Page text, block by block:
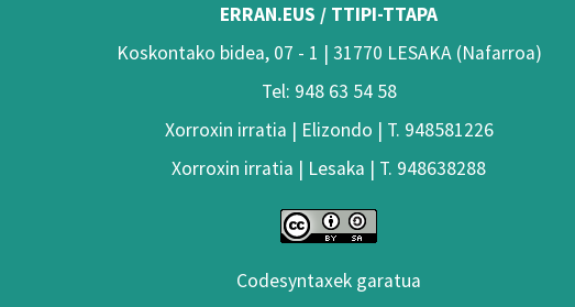
ERRAN.EUS / TTIPI-TTAPA
Koskontako bidea, 07 - 1 | 31770 LESAKA (Nafarroa)
Tel: 948 63 54 58
Xorroxin irratia | Elizondo | T. 948581226
Xorroxin irratia | Lesaka | T. 948638288
Codesyntaxek garatua